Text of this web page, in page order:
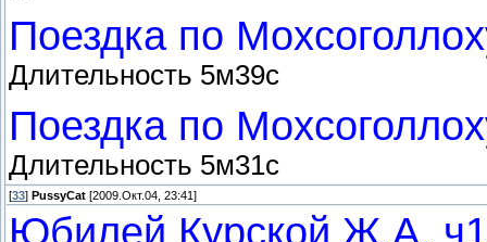
Поездка по
Длительность 5м39с
Поездка по
Длительность 5м31с
[33] PussyCat [2009.Окт.04, 23:41]
Юбилей Курской Ж.А. ч1